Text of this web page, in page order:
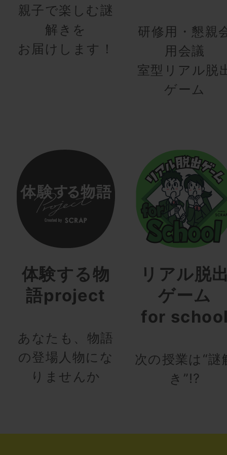
親子で楽しむ謎
解きを
お届けします！
研修用・懇親
用会議
室型リアル脱
ゲーム
体験する物
語project
あなたも、物語
の登場人物にな
りませんか
リアル脱
ゲーム
for
次の授業は“謎
き”!?